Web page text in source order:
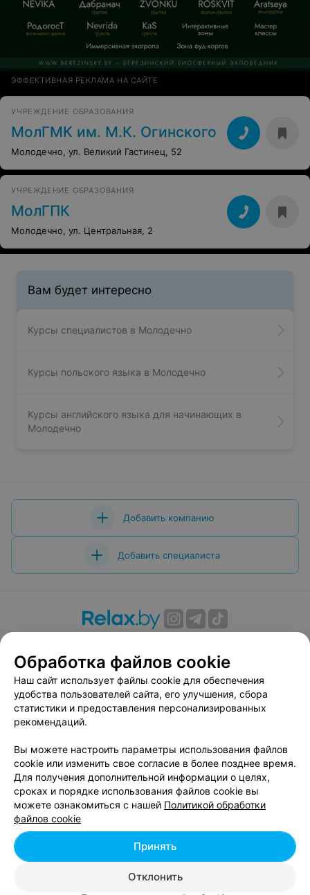
ЭФФЕКТИВНАЯ РЕКЛАМА НА САЙТЕ
УЧРЕЖДЕНИЕ ОБРАЗОВАНИЯ
МолГМК им. М.К. Огинского
Молодечно, ул. Великий Гастинец, 52
УЧРЕЖДЕНИЕ ОБРАЗОВАНИЯ
МолГПК
Молодечно, ул. Центральная, 2
Вам будет интересно
Курсы специалистов в Молодечно
Курсы польского языка в Молодечно
Курсы английского языка для начинающих в
Молодечно
Добавить компанию
Добавить специалиста
Вакансии
Публичный договор
Способы оплаты
Публичный договор по использованию сервиса
«Афиша»
Пользовательское соглашение
Связаться по вопросам сотрудничества
Написать руководителю relax.by
Персональные настройки cookie
Обработка персональных данных
© 2026 ООО «Артокс Лаб», УНП 191700409, регистрирующий орган -
| 220012, Республика Беларусь, г. Минск,
Обработка файлов cookie
Наш сайт использует файлы cookie для обеспечения
удобства пользователей сайта, его улучшения, сбора
статистики и предоставления персонализированных
рекомендаций.
Вы можете настроить параметры использования файлов
cookie или изменить свое согласие в более позднее время.
Для получения дополнительной информации о целях,
сроках и порядке использования файлов cookie вы
можете ознакомиться с нашей Политикой обработки
файлов cookie
Отклонить
Принять